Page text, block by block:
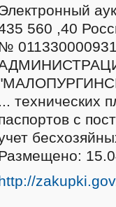
560 ,40
№
... технических
с